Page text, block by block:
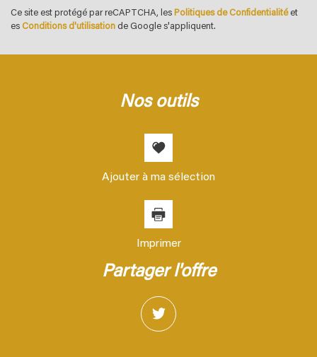
Habitants de 25 à 55 ans
Familles avec 3 enfants
Ce site est protégé par reCAPTCHA, les Politiques de Confidentialitéet
es Conditions d'utilisation de Google s'appliquent.
nos outils
Ajouter à ma sélection
Imprimer
partager l'offre